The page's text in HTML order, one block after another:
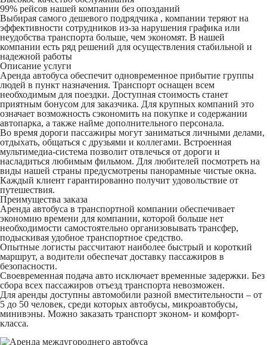
99% рейсов нашей компании без опозданий
Выбирая самого дешевого подрядчика , компании теряют на
эффективности сотрудников из-за нарушения графика или
неудобства транспорта больше, чем экономят. В нашей
компании есть ряд решений для осуществления стабильной и
надежной работы
Описание услуги
Аренда автобуса обеспечит одновременное прибытие группы
людей в пункт назначения. Транспорт оснащен всем
необходимым для поездки. Доступная стоимость станет
приятным бонусом для заказчика. Для крупных компаний это
означает возможность сэкономить на покупке и содержании
автопарка, а также найме дополнительного персонала.
Во время дороги пассажиры могут заниматься личными делами,
отдыхать, общаться с друзьями и коллегами. Встроенная
мультимедиа-система позволит отвлечься от дороги и
насладиться любимым фильмом. Для любителей посмотреть на
виды нашей страны предусмотрены панорамные чистые окна.
Каждый клиент гарантированно получит удовольствие от
путешествия.
Преимущества заказа
Аренда автобуса в транспортной компании обеспечивает
экономию времени для компании, которой больше нет
необходимости самостоятельно организовывать трансфер,
подыскивая удобное транспортное средство.
Опытные логисты рассчитают наиболее быстрый и короткий
маршрут, а водители обеспечат доставку пассажиров в
безопасности.
Своевременная подача авто исключает временные задержки. Без
сбора всех пассажиров отъезд транспорта невозможен.
Для аренды доступны автомобили разной вместительности – от
5 до 50 человек, среди которых автобусы, микроавтобусы,
минивэны. Можно заказать транспорт эконом- и комфорт-
класса.